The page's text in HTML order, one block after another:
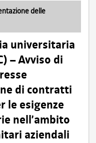
delle
universitaria
– Avviso di
di contratti
le esigenze
nell’ambito
aziendali